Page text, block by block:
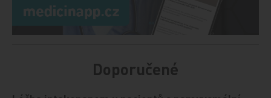
Doporučené